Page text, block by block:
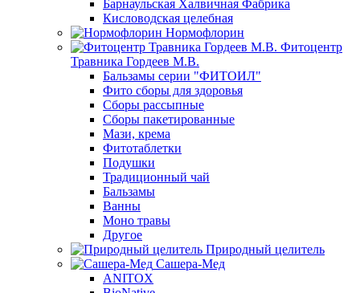
Барнаульская Халвичная Фабрика
Кисловодская целебная
Нормофлорин
Фитоцентр
Травника Гордеев М.В.
Бальзамы серии "ФИТОИЛ"
Фито сборы для здоровья
Сборы рассыпные
Сборы пакетированные
Мази, крема
Фитотаблетки
Подушки
Традиционный чай
Бальзамы
Ванны
Моно травы
Другое
Природный целитель
Сашера-Мед
ANITOX